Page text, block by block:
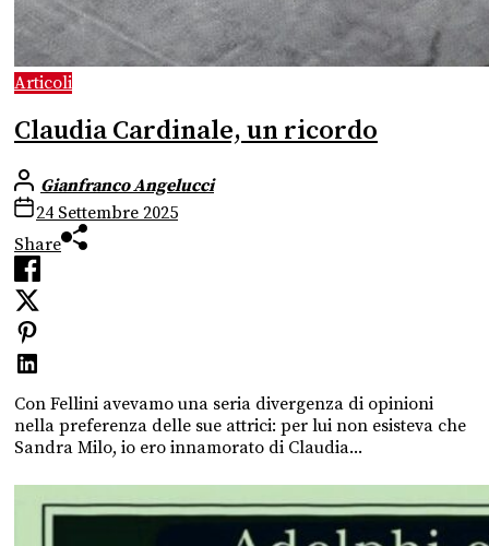
Articoli
Claudia Cardinale, un ricordo
Gianfranco Angelucci
24 Settembre 2025
Share
Con Fellini avevamo una seria divergenza di opinioni
nella preferenza delle sue attrici: per lui non esisteva che
Sandra Milo, io ero innamorato di Claudia...